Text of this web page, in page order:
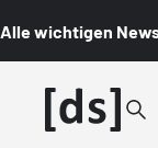
Alle wichtigen